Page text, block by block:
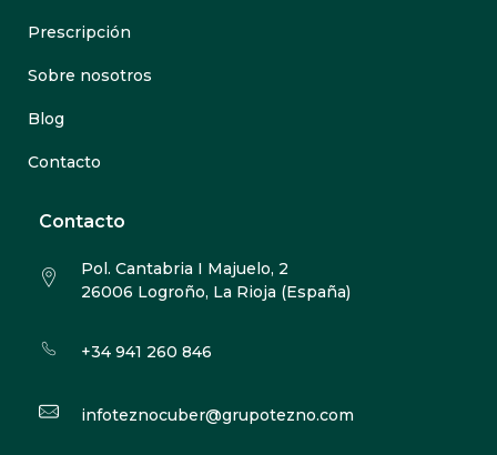
Prescripción
Sobre nosotros
Blog
Contacto
Contacto
Pol. Cantabria I Majuelo, 2
26006 Logroño, La Rioja (España)
+34 941 260 846
infoteznocuber@grupotezno.com